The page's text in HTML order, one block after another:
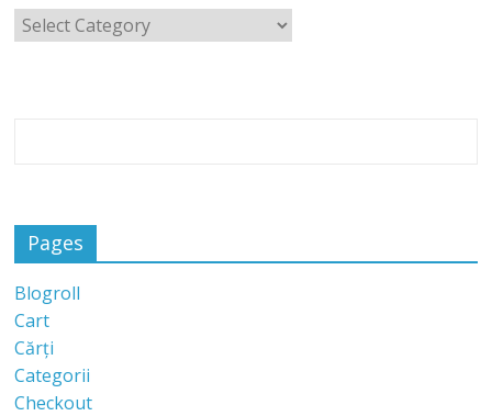
Pages
Blogroll
Cart
Cărți
Categorii
Checkout